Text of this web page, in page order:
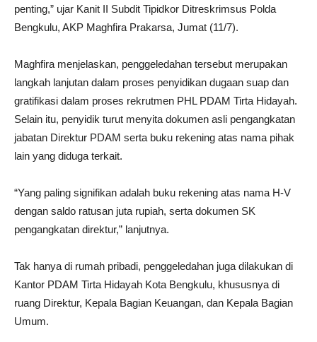
penting,” ujar Kanit II Subdit Tipidkor Ditreskrimsus Polda
Bengkulu, AKP Maghfira Prakarsa, Jumat (11/7).
Maghfira menjelaskan, penggeledahan tersebut merupakan
langkah lanjutan dalam proses penyidikan dugaan suap dan
gratifikasi dalam proses rekrutmen PHL PDAM Tirta Hidayah.
Selain itu, penyidik turut menyita dokumen asli pengangkatan
jabatan Direktur PDAM serta buku rekening atas nama pihak
lain yang diduga terkait.
“Yang paling signifikan adalah buku rekening atas nama H-V
dengan saldo ratusan juta rupiah, serta dokumen SK
pengangkatan direktur,” lanjutnya.
Tak hanya di rumah pribadi, penggeledahan juga dilakukan di
Kantor PDAM Tirta Hidayah Kota Bengkulu, khususnya di
ruang Direktur, Kepala Bagian Keuangan, dan Kepala Bagian
Umum.